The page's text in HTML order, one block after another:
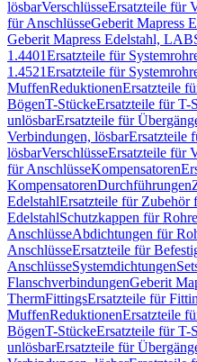
lösbarVerschlüsseErsatzteile für
für AnschlüsseGeberit Mapress
Geberit Mapress Edelstahl,
1.4401Ersatzteile für
1.4521Ersatzteile für
MuffenReduktionenErsatzteile
BögenT-StückeErsatzteile für T-
unlösbarErsatzteile für
Verbindungen, lösbarErsatzteile
lösbarVerschlüsseErsatzteile für
für AnschlüsseKompensatoren
KompensatorenDurchführungen
EdelstahlErsatzteile für Zubehör
EdelstahlSchutzkappen für
AnschlüsseAbdichtungen für
AnschlüsseErsatzteile für
AnschlüsseSystemdichtungen
FlanschverbindungenGeberit
ThermFittingsErsatzteile für
MuffenReduktionenErsatzteile
BögenT-StückeErsatzteile für T-
unlösbarErsatzteile für